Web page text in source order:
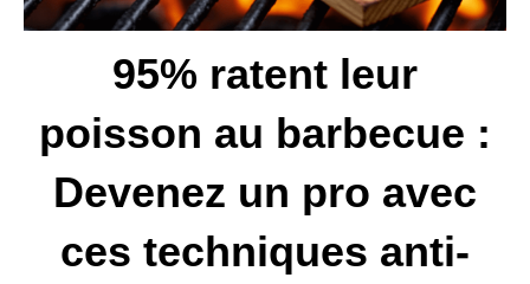
95% ratent leur
poisson au barbecue :
Devenez un pro avec
ces techniques anti-